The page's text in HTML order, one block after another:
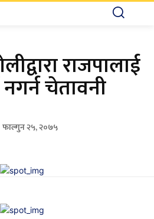
राजपालाई
चेतावनी
फाल्गुन २५, २०७५